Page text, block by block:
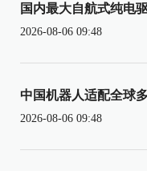
国内最大自航式纯电
2026-08-06 09:48
中国机器人适配全球
2026-08-06 09:48